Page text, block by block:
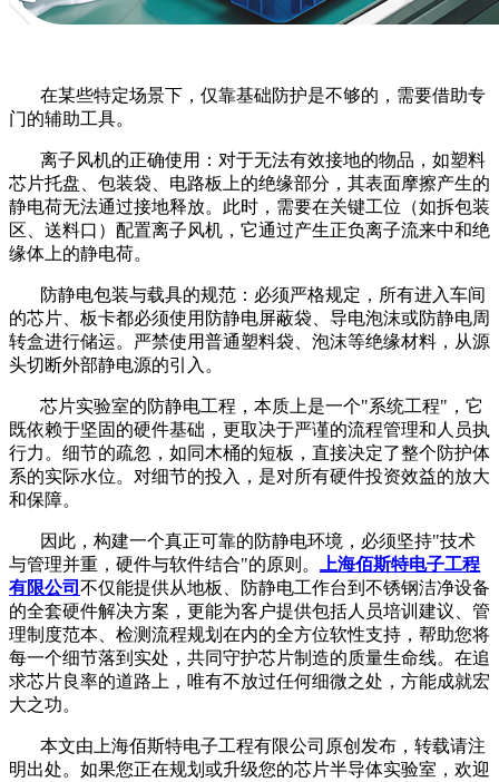
在某些特定场景下，仅靠基础防护是不够的，需要借助专
门的辅助工具。
离子风机的正确使用：对于无法有效接地的物品，如塑料
芯片托盘、包装袋、电路板上的绝缘部分，其表面摩擦产生的
静电荷无法通过接地释放。此时，需要在关键工位（如拆包装
区、送料口）配置离子风机，它通过产生正负离子流来中和绝
缘体上的静电荷。
防静电包装与载具的规范：必须严格规定，所有进入车间
的芯片、板卡都必须使用防静电屏蔽袋、导电泡沫或防静电周
转盒进行储运。严禁使用普通塑料袋、泡沫等绝缘材料，从源
头切断外部静电源的引入。
芯片实验室的防静电工程，本质上是一个"系统工程"，它
既依赖于坚固的硬件基础，更取决于严谨的流程管理和人员执
行力。细节的疏忽，如同木桶的短板，直接决定了整个防护体
系的实际水位。对细节的投入，是对所有硬件投资效益的放大
和保障。
因此，构建一个真正可靠的防静电环境，必须坚持"技术
与管理并重，硬件与软件结合"的原则。
上海佰斯特电子工程
有限公司 不仅能提供从地板、防静电工作台到不锈钢洁净设备
的全套硬件解决方案，更能为客户提供包括人员培训建议、管
理制度范本、检测流程规划在内的全方位软性支持，帮助您将
每一个细节落到实处，共同守护芯片制造的质量生命线。在追
求芯片良率的道路上，唯有不放过任何细微之处，方能成就宏
大之功。
本文由上海佰斯特电子工程有限公司原创发布，转载请注
明出处。如果您正在规划或升级您的芯片半导体实验室，欢迎